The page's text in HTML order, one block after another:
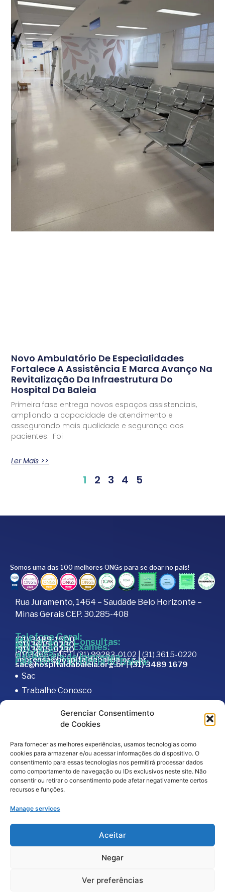
Gerenciar Consentimento
de Cookies
Para fornecer as melhores experiências, usamos tecnologias como
cookies para armazenar e/ou acessar informações do dispositivo. O
consentimento para essas tecnologias nos permitirá processar dados
como comportamento de navegação ou IDs exclusivos neste site. Não
consentir ou retirar o consentimento pode afetar negativamente certos
recursos e funções.
Manage services
Aceitar
Negar
Ver preferências
Novo Ambulatório De Especialidades
Fortalece A Assistência E Marca Avanço Na
Revitalização Da Infraestrutura Do
Hospital Da Baleia
Primeira fase entrega novos espaços assistenciais,
ampliando a capacidade de atendimento e
assegurando mais qualidade e segurança aos
pacientes. Foi
Ler Mais >>
1 2 3 4 5
Somos uma das 100 melhores ONGs para se doar no país!
Rua Juramento, 1464 – Saudade Belo Horizonte –
Minas Gerais CEP. 30.285-408
Telefone Geral:
(31) 3489-1500
Marcação de Consultas:
(31) 3615-0230
Marcação de Exames:
(31) 3615-0230
Doações:
(31) 3465-5453 | (31) 99283-0102 | (31) 3615-0220
Assessoria de Imprensa:
imprensa@hospitaldabaleia.org.br
Fale com a Ouvidoria do Baleia:
sac@hospitaldabaleia.org.br|(31) 3489 1679
Sac
Trabalhe Conosco
Código de Integridade
© Todos os direitos reservados – Hospital da